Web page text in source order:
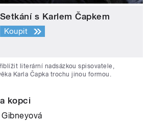
Setkání s Karlem Čapkem
Koupit
literární nadsázkou spisovatele,
Karla Čapka trochu jinou formou.
kopci